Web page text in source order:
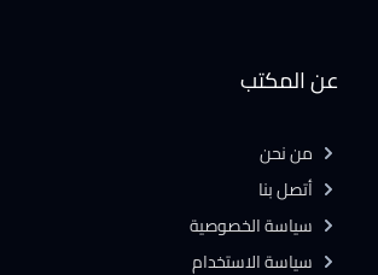
عن المكتب
من نحن
أتصل بنا
سياسة الخصوصية
سياسة الاستخدام